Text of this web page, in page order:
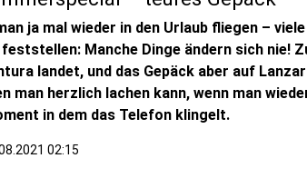
ja mal wieder in den Urlaub fliegen –
Manche Dinge ändern sich nie!
landet, und das Gepäck aber auf
man herzlich lachen kann, wenn man
in dem das Telefon klingelt.
02:15